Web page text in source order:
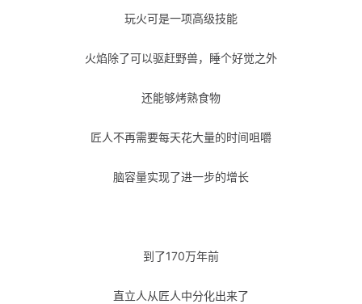
玩火可是一项高级技能
火焰除了可以驱赶野兽，睡个好觉之外
还能够烤熟食物
匠人不再需要每天花大量的时间咀嚼
脑容量实现了进一步的增长
到了170万年前
直立人从匠人中分化出来了